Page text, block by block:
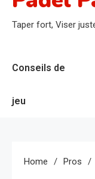
Taper fort, Viser
Conseils de
jeu
Home Pros